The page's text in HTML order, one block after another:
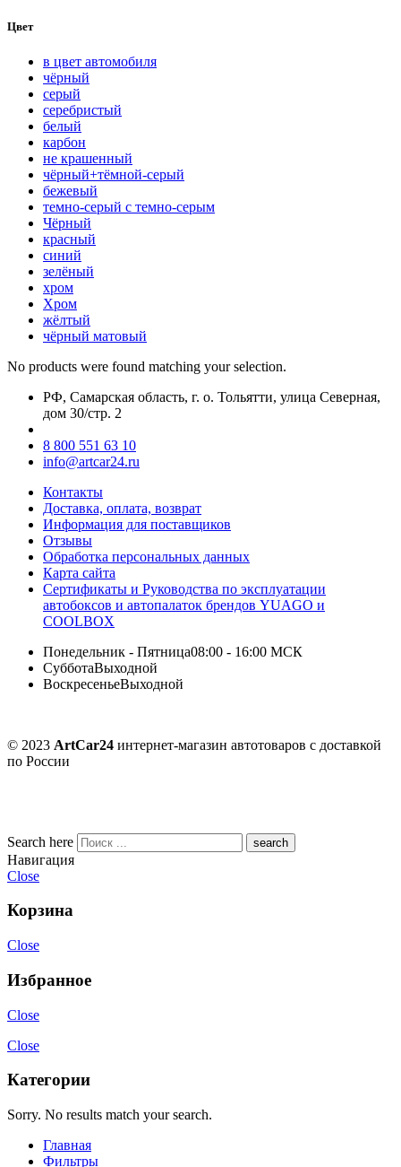
Цвет
в цвет автомобиля
чёрный
серый
серебристый
белый
карбон
нe кpaшeнный
чёрный+тёмной-серый
бежевый
темно-серый с темно-серым
Чёрный
красный
синий
зелёный
хром
Хром
жёлтый
чёрный матовый
No products were found matching your selection.
РФ, Самарская область, г. о. Тольятти, улица Северная,
дом 30/стр. 2
8 800 551 63 10
info@artcar24.ru
Контакты
Доставка, оплата, возврат
Информация для поставщиков
Отзывы
Обработка персональных данных
Карта сайта
Сертификаты и Руководства по эксплуатации
автобоксов и автопалаток брендов YUAGO и
COOLBOX
Понедельник - Пятница08:00 - 16:00 МСК
СубботаВыходной
ВоскресеньеВыходной
© 2023 ArtCar24 интернет-магазин автотоваров с доставкой
по России
Search here
Навигация
Close
Корзина
Close
Избранное
Close
Close
Категории
Sorry. No results match your search.
Главная
Фильтры